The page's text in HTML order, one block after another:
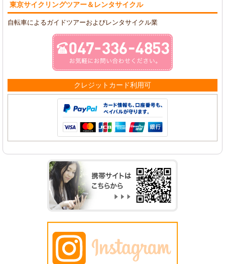
東京サイクリングツアー＆レンタサイクル
自転車によるガイドツアーおよびレンタサイクル業
クレジットカード利用可